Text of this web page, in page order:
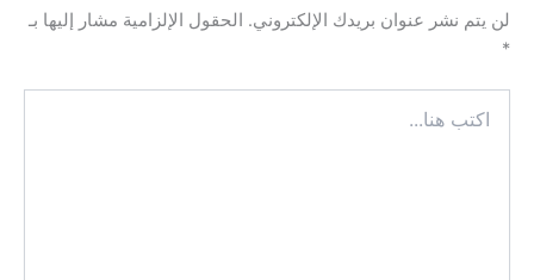
لن يتم نشر عنوان بريدك الإلكتروني. الحقول الإلزامية مشار إليها بـ
*
هنا...